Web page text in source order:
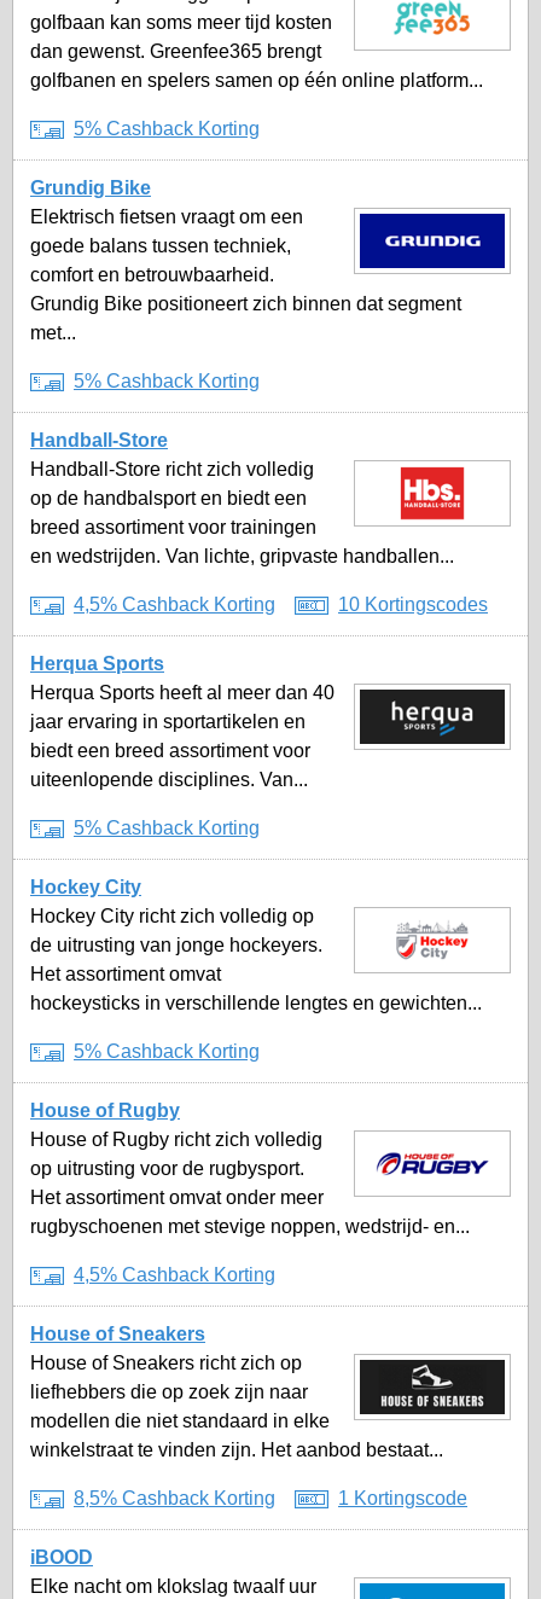
golfbaan kan soms meer tijd kosten
dan gewenst. Greenfee365 brengt
golfbanen en spelers samen op één online platform...
5% Cashback Korting
Grundig Bike
Elektrisch fietsen vraagt om een
goede balans tussen techniek,
comfort en betrouwbaarheid.
Grundig Bike positioneert zich binnen dat segment
met...
5% Cashback Korting
Handball-Store
Handball-Store richt zich volledig
op de handbalsport en biedt een
breed assortiment voor trainingen
en wedstrijden. Van lichte, gripvaste handballen...
4,5% Cashback Korting 10 Kortingscodes
Herqua Sports
Herqua Sports heeft al meer dan 40
jaar ervaring in sportartikelen en
biedt een breed assortiment voor
uiteenlopende disciplines. Van...
5% Cashback Korting
Hockey City
Hockey City richt zich volledig op
de uitrusting van jonge hockeyers.
Het assortiment omvat
hockeysticks in verschillende lengtes en gewichten...
5% Cashback Korting
House of Rugby
House of Rugby richt zich volledig
op uitrusting voor de rugbysport.
Het assortiment omvat onder meer
rugbyschoenen met stevige noppen, wedstrijd- en...
4,5% Cashback Korting
House of Sneakers
House of Sneakers richt zich op
liefhebbers die op zoek zijn naar
modellen die niet standaard in elke
winkelstraat te vinden zijn. Het aanbod bestaat...
8,5% Cashback Korting 1 Kortingscode
iBOOD
Elke nacht om klokslag twaalf uur